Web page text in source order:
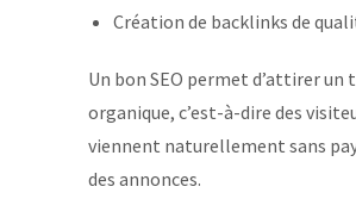
Création de backlinks de
Un bon SEO permet d’attirer un
organique, c’est-à-dire des
viennent naturellement sans
des annonces.